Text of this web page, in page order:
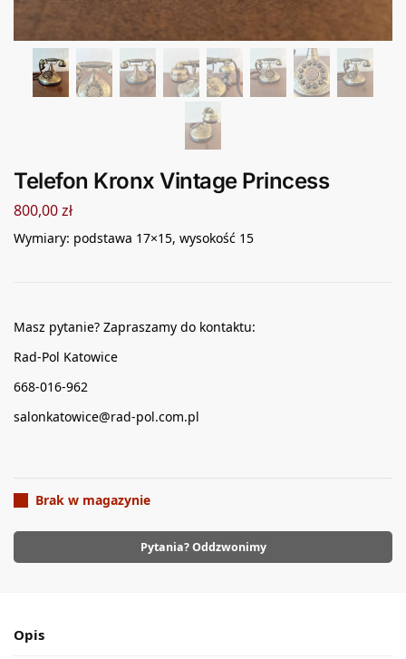
Telefon Kronx Vintage Princess
800,00zł
Wymiary: podstawa 17×15, wysokość 15
Masz pytanie? Zapraszamy do kontaktu:
Rad-Pol Katowice
668-016-962
salonkatowice@rad-pol.com.pl
Brak w magazynie
Pytania? Oddzwonimy
Opis